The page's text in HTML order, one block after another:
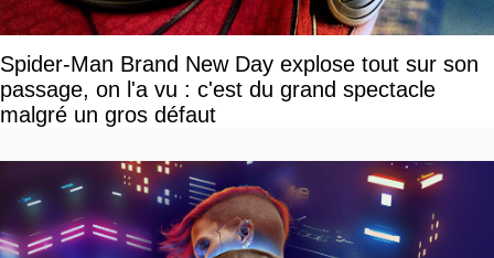
Spider-Man Brand New Day explose tout sur son
passage, on l'a vu : c'est du grand spectacle
malgré un gros défaut